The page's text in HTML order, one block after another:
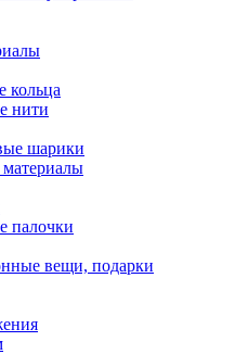
кольца
нити
шарики
палочки
вещи, подарки